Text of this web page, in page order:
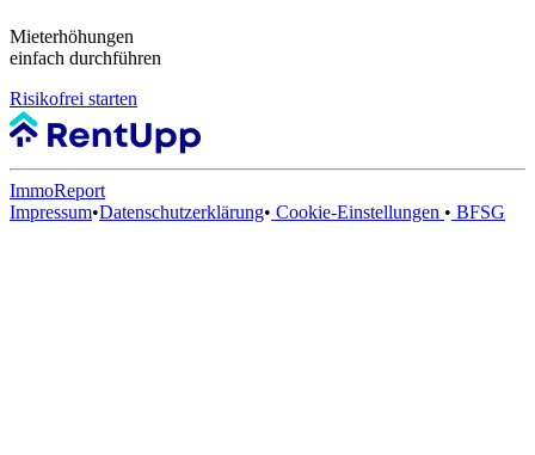
Mieterhöhungen
einfach durchführen
Risikofrei starten
ImmoReport
Impressum•Datenschutzerklärung• Cookie-Einstellungen • BFSG